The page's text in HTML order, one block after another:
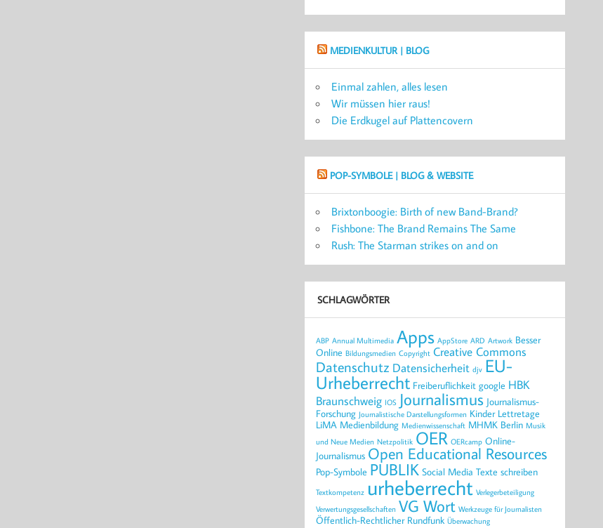
MEDIENKULTUR | BLOG
Einmal zahlen, alles lesen
Wir müssen hier raus!
Die Erdkugel auf Plattencovern
POP-SYMBOLE | BLOG & WEBSITE
Brixtonboogie: Birth of new Band-Brand?
Fishbone: The Brand Remains The Same
Rush: The Starman strikes on and on
SCHLAGWÖRTER
ABP Annual Multimedia Apps AppStore ARD Artwork Besser
Online Bildungsmedien Copyright Creative Commons
Datenschutz Datensicherheit djv EU-
Urheberrecht Freiberuflichkeit google HBK
Braunschweig IOS Journalismus Journalismus-
Forschung Journalistische Darstellungsformen Kinder Lettretage
LiMA Medienbildung Medienwissenschaft MHMK Berlin Musik
und Neue Medien Netzpolitik OER OERcamp Online-
Journalismus Open Educational Resources
Pop-Symbole PUBLIK Social Media Texte schreiben
Textkompetenz urheberrecht Verlegerbeteiligung
Verwertungsgesellschaften VG Wort Werkzeuge für Journalisten
Öffentlich-Rechtlicher Rundfunk Überwachung